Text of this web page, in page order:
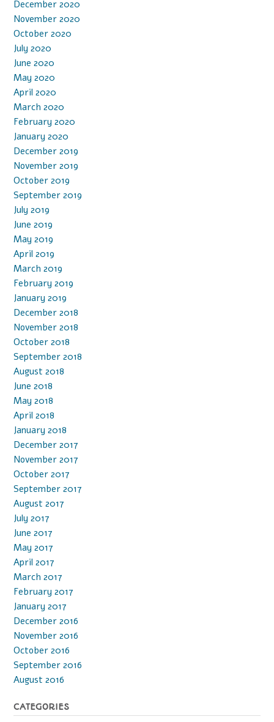
December 2020
November 2020
October 2020
July 2020
June 2020
May 2020
April 2020
March 2020
February 2020
January 2020
December 2019
November 2019
October 2019
September 2019
July 2019
June 2019
May 2019
April 2019
March 2019
February 2019
January 2019
December 2018
November 2018
October 2018
September 2018
August 2018
June 2018
May 2018
April 2018
January 2018
December 2017
November 2017
October 2017
September 2017
August 2017
July 2017
June 2017
May 2017
April 2017
March 2017
February 2017
January 2017
December 2016
November 2016
October 2016
September 2016
August 2016
CATEGORIES